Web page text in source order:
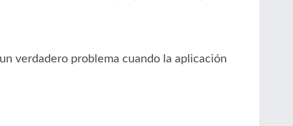
verdadero problema cuando la aplicación